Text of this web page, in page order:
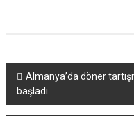
Yazı
dolaşımı
Almanya’da döner
başladı